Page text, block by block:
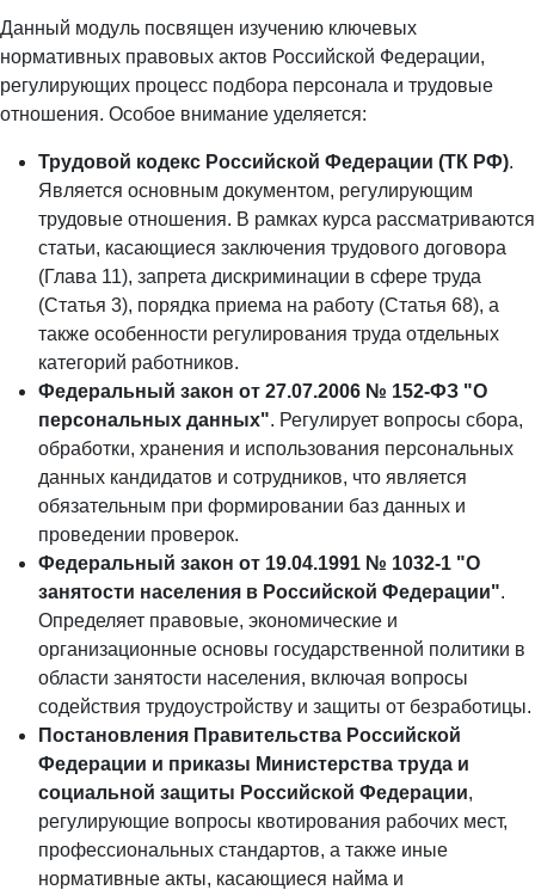
Данный модуль посвящен изучению ключевых
нормативных правовых актов Российской Федерации,
регулирующих процесс подбора персонала и трудовые
отношения. Особое внимание уделяется:
Трудовой кодекс Российской Федерации (ТК РФ).
Является основным документом, регулирующим
трудовые отношения. В рамках курса рассматриваются
статьи, касающиеся заключения трудового договора
(Глава 11), запрета дискриминации в сфере труда
(Статья 3), порядка приема на работу (Статья 68), а
также особенности регулирования труда отдельных
категорий работников.
Федеральный закон от 27.07.2006 № 152-ФЗ "О
персональных данных". Регулирует вопросы сбора,
обработки, хранения и использования персональных
данных кандидатов и сотрудников, что является
обязательным при формировании баз данных и
проведении проверок.
Федеральный закон от 19.04.1991 № 1032-1 "О
занятости населения в Российской Федерации".
Определяет правовые, экономические и
организационные основы государственной политики в
области занятости населения, включая вопросы
содействия трудоустройству и защиты от безработицы.
Постановления Правительства Российской
Федерации и приказы Министерства труда и
социальной защиты Российской Федерации,
регулирующие вопросы квотирования рабочих мест,
профессиональных стандартов, а также иные
нормативные акты, касающиеся найма и